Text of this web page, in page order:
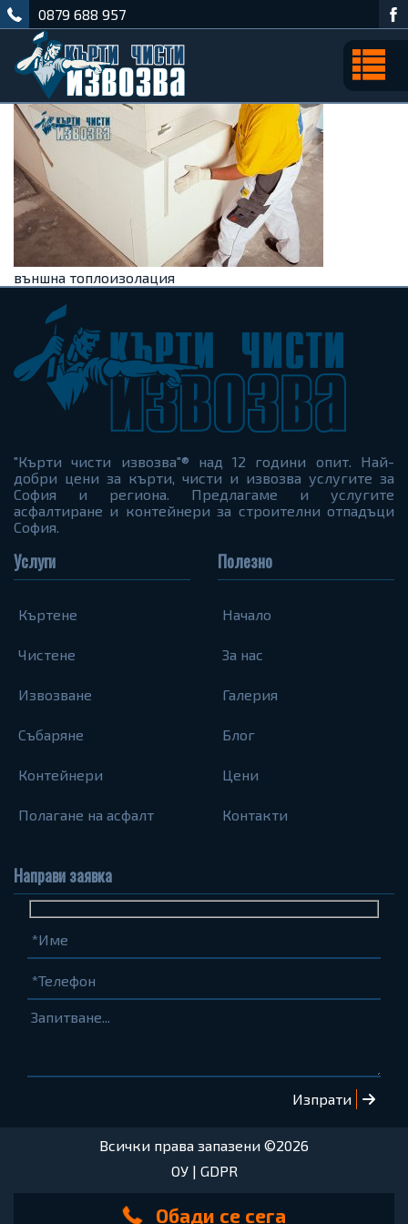
0879 688 957
външна топлоизолация
"Кърти чисти извозва"® над 12 години опит. Най-
добри цени за кърти, чисти и извозва услугите за
София и региона. Предлагаме и услугите
асфалтиране и контейнери за строителни отпадъци
София.
Услуги
Къртене
Чистене
Извозване
Събаряне
Контейнери
Полагане на асфалт
Полезно
Начало
За нас
Галерия
Блог
Цени
Контакти
Направи заявка
Име
(задължително)
Телефон
(задължително)
Запитване...
Всички права запазени ©2026
ОУ| GDPR
Обади се сега